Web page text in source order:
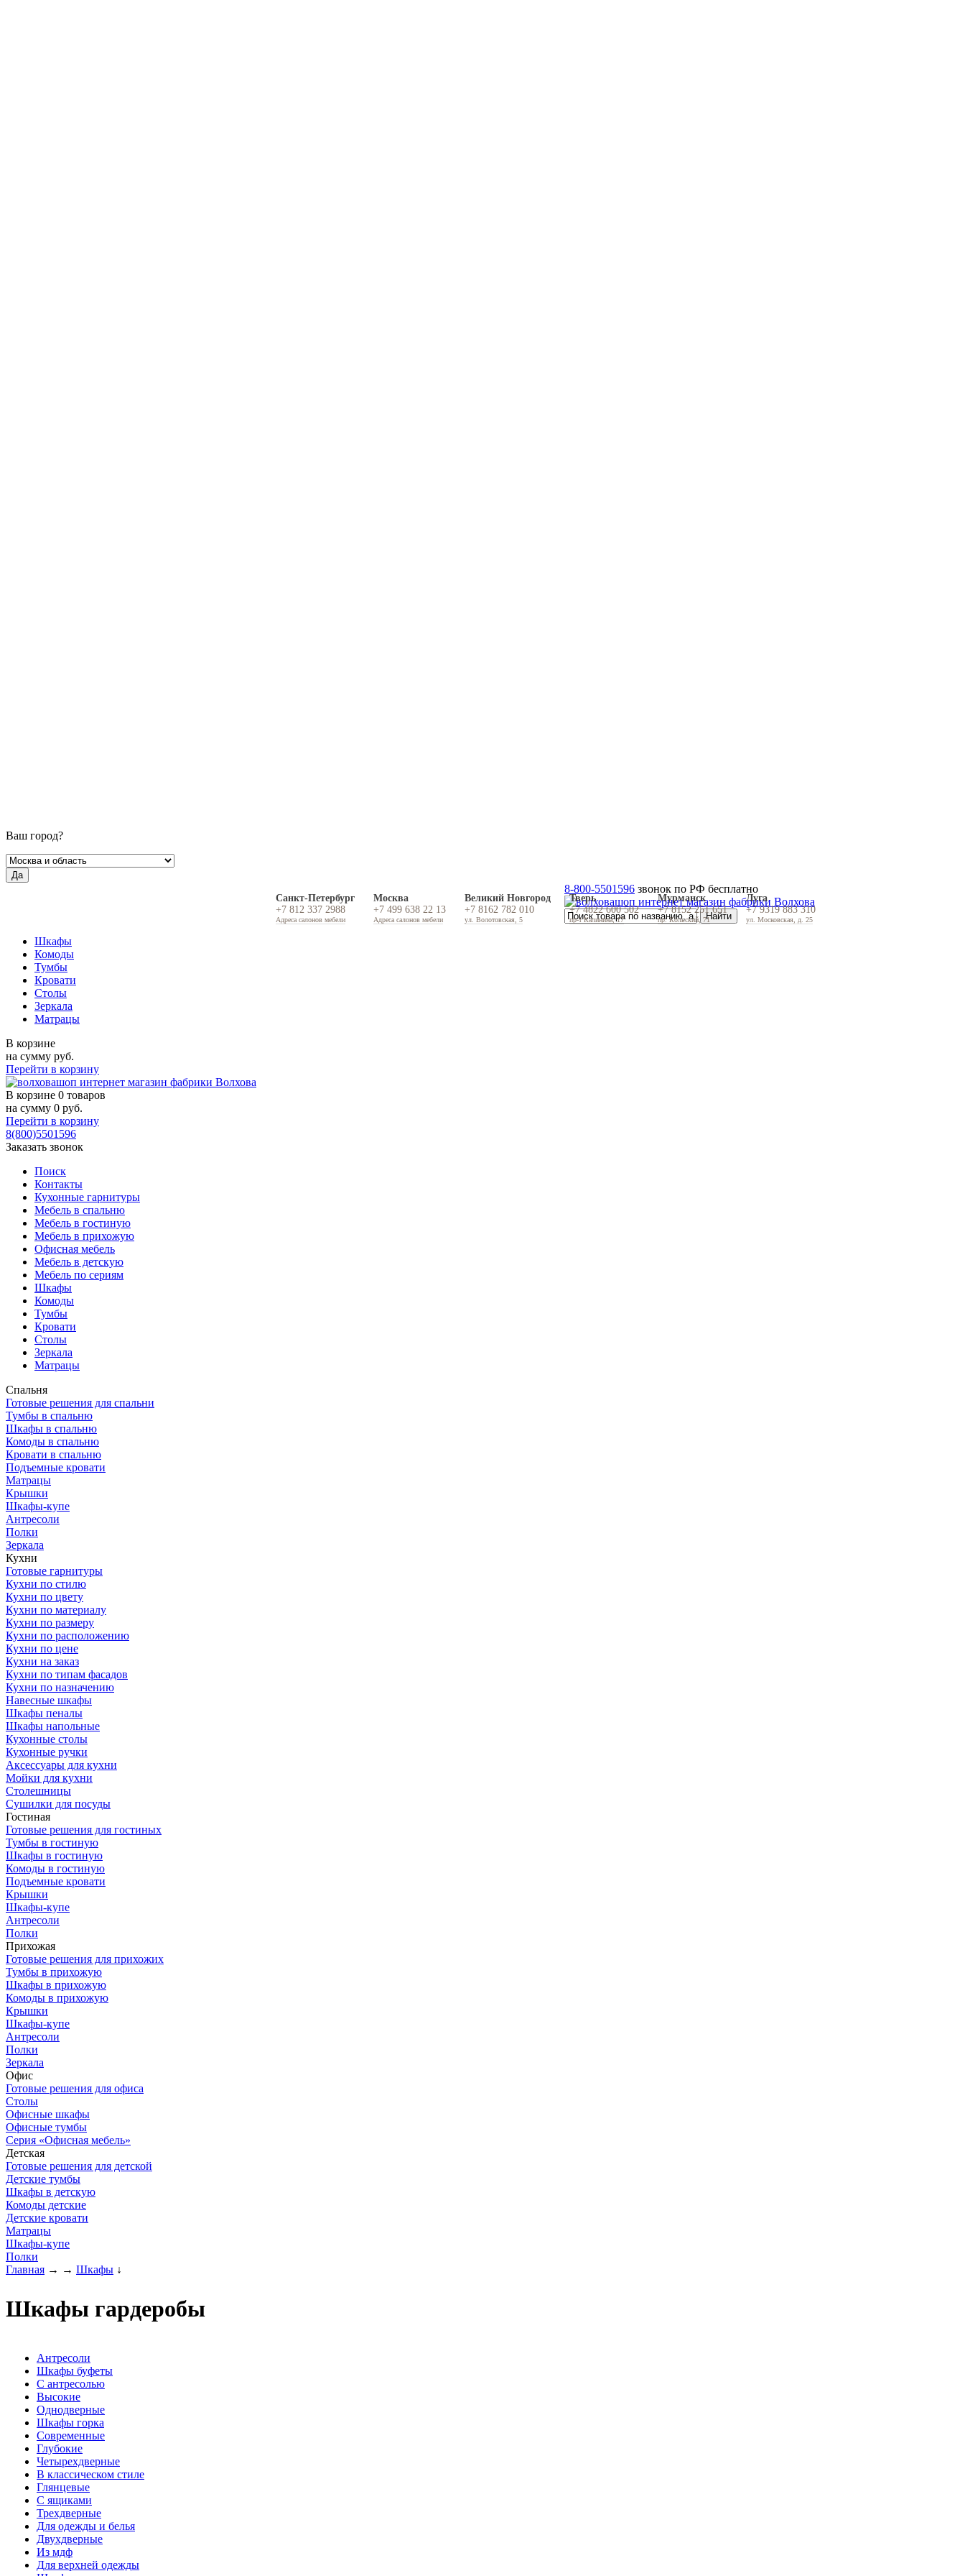
Ваш город?
Да
Санкт-Петербург
+7 812 337 2988
Адреса салонов мебели
Москва
+7 499 638 22 13
Адреса салонов мебели
Великий Новгород
+7 8162 782 010
ул. Волотовская, 5
Тверь
+7 4822 600 502
пр-т Калинина, 17
Мурманск
+7 8152 251 651
пр. Кольский, 71
Луга
+7 9319 883 310
ул. Московская, д. 25
8-800-5501596 звонок по РФ бесплатно
Шкафы
Комоды
Тумбы
Кровати
Столы
Зеркала
Матрацы
В корзине
на сумму руб.
Перейти в корзину
В корзине 0 товаров
на сумму 0 руб.
Перейти в корзину
8(800)5501596
Заказать звонок
Поиск
Контакты
Кухонные гарнитуры
Мебель в спальню
Мебель в гостиную
Мебель в прихожую
Офисная мебель
Мебель в детскую
Мебель по сериям
Шкафы
Комоды
Тумбы
Кровати
Столы
Зеркала
Матрацы
Спальня
Готовые решения для спальни
Тумбы в спальню
Шкафы в спальню
Комоды в спальню
Кровати в спальню
Подъемные кровати
Матрацы
Крышки
Шкафы-купе
Антресоли
Полки
Зеркала
Кухни
Готовые гарнитуры
Кухни по стилю
Кухни по цвету
Кухни по материалу
Кухни по размеру
Кухни по расположению
Кухни по цене
Кухни на заказ
Кухни по типам фасадов
Кухни по назначению
Навесные шкафы
Шкафы пеналы
Шкафы напольные
Кухонные столы
Кухонные ручки
Аксессуары для кухни
Мойки для кухни
Столешницы
Сушилки для посуды
Гостиная
Готовые решения для гостиных
Тумбы в гостиную
Шкафы в гостиную
Комоды в гостиную
Подъемные кровати
Крышки
Шкафы-купе
Антресоли
Полки
Прихожая
Готовые решения для прихожих
Тумбы в прихожую
Шкафы в прихожую
Комоды в прихожую
Крышки
Шкафы-купе
Антресоли
Полки
Зеркала
Офис
Готовые решения для офиса
Столы
Офисные шкафы
Офисные тумбы
Серия «Офисная мебель»
Детская
Готовые решения для детской
Детские тумбы
Шкафы в детскую
Комоды детские
Детские кровати
Матрацы
Шкафы-купе
Полки
Главная → → Шкафы ↓
Шкафы гардеробы
Антресоли
Шкафы буфеты
С антресолью
Высокие
Однодверные
Шкафы горка
Современные
Глубокие
Четырехдверные
В классическом стиле
Глянцевые
С ящиками
Трехдверные
Для одежды и белья
Двухдверные
Из мдф
Для верхней одежды